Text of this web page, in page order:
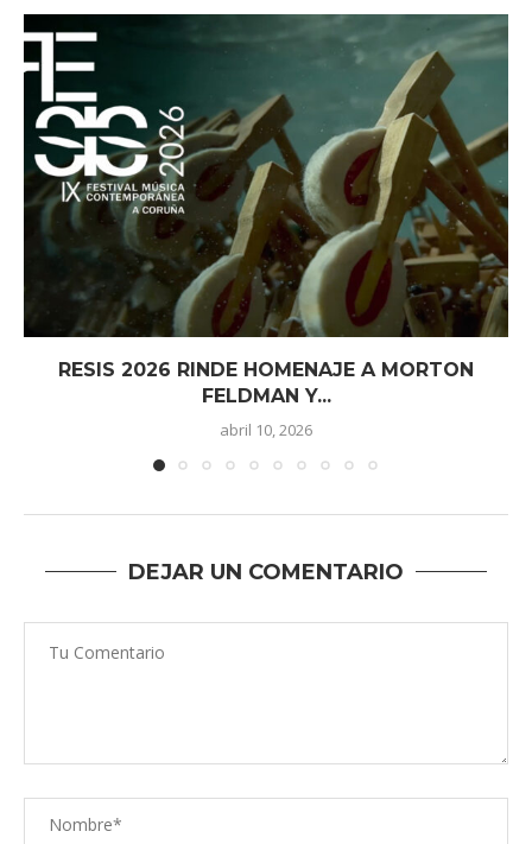
RESIS 2026 RINDE HOMENAJE A MORTON
FELDMAN Y...
abril 10, 2026
DEJAR UN COMENTARIO